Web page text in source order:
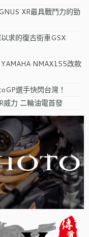
XR最具戰鬥力的勁
求的復古街車GSX
NMAX155改款
選手快閃台灣！
威力 二輪油電首發